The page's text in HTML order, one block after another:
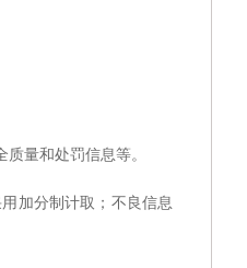
量和处罚信息等。
加分制计取；不良信息